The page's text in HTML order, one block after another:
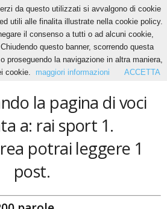
la pagina di voci
a: rai sport 1.
potrai leggere 1
post.
da questo utilizzati si avvalgono di cookie
utili alle finalita illustrate nella cookie policy.
il consenso a tutti o ad alcuni cookie,
questo banner, scorrendo questa
proseguendo la navigazione in altra maniera,
cookie.
maggiori informazioni ACCETTA